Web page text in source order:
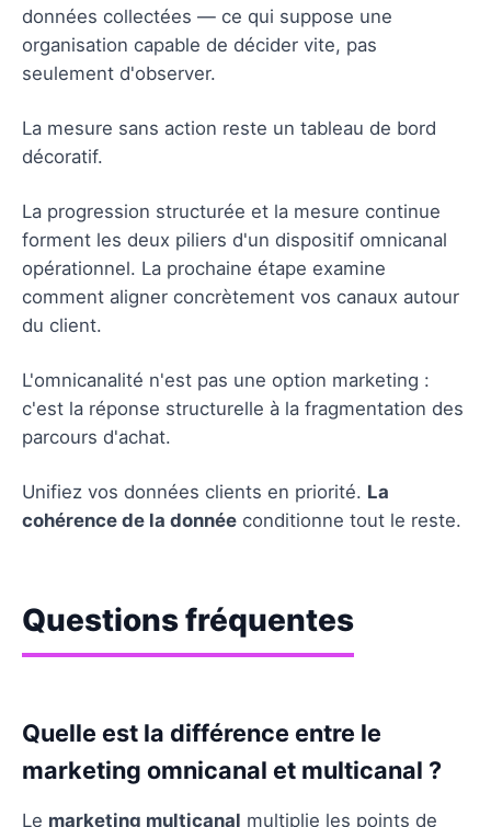
données collectées — ce qui suppose une
organisation capable de décider vite, pas
seulement d'observer.
La mesure sans action reste un tableau de bord
décoratif.
La progression structurée et la mesure continue
forment les deux piliers d'un dispositif omnicanal
opérationnel. La prochaine étape examine
comment aligner concrètement vos canaux autour
du client.
L'omnicanalité n'est pas une option marketing :
c'est la réponse structurelle à la fragmentation des
parcours d'achat.
Unifiez vos données clients en priorité. La
cohérence de la donnée conditionne tout le reste.
Questions fréquentes
Quelle est la différence entre le
marketing omnicanal et multicanal ?
Le marketing multicanal multiplie les points de